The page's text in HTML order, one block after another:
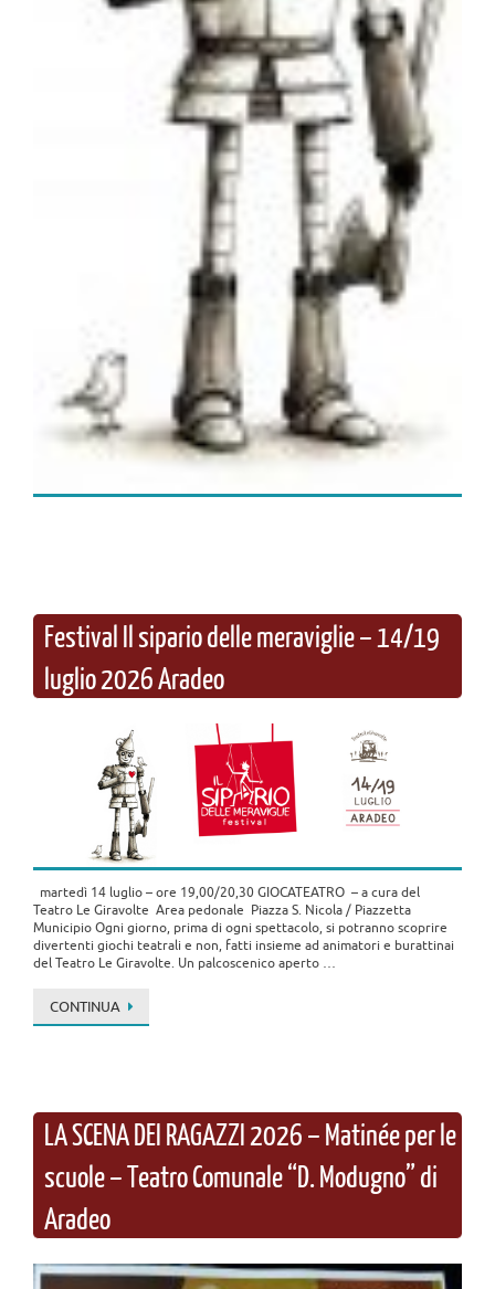
Festival Il sipario delle meraviglie – 14/19
luglio 2026 Aradeo
martedì 14 luglio – ore 19,00/20,30 GIOCATEATRO – a cura del
Teatro Le Giravolte Area pedonale Piazza S. Nicola / Piazzetta
Municipio Ogni giorno, prima di ogni spettacolo, si potranno scoprire
divertenti giochi teatrali e non, fatti insieme ad animatori e burattinai
del Teatro Le Giravolte. Un palcoscenico aperto …
CONTINUA
LA SCENA DEI RAGAZZI 2026 – Matinée per le
scuole – Teatro Comunale “D. Modugno” di
Aradeo